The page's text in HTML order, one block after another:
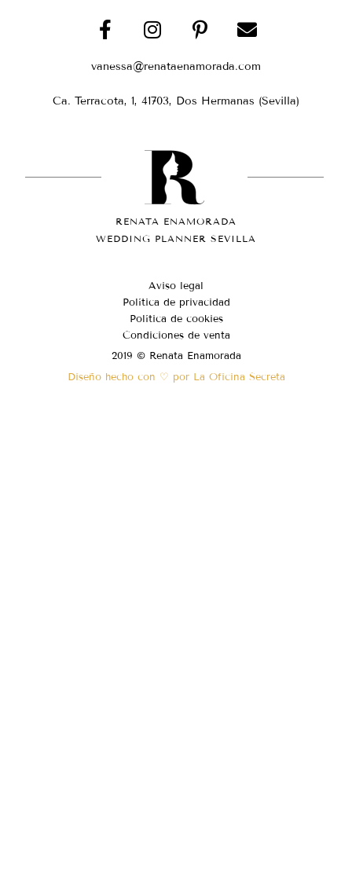
vanessa@renataenamorada.com
Ca. Terracota, 1, 41703, Dos Hermanas (Sevilla)
RENATA ENAMORADA
WEDDING PLANNER SEVILLA
Aviso legal
Política de privacidad
Política de cookies
Condiciones de venta
2019 © Renata Enamorada
Diseño hecho con ♡ por La Oficina Secreta